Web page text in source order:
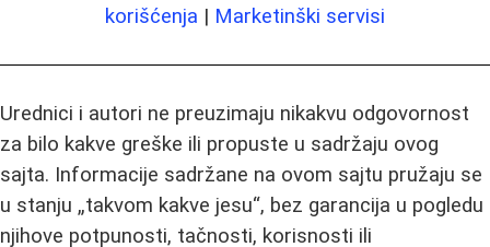
korišćenja | Marketinški servisi
Urednici i autori ne preuzimaju nikakvu odgovornost
za bilo kakve greške ili propuste u sadržaju ovog
sajta. Informacije sadržane na ovom sajtu pružaju se
u stanju „takvom kakve jesu“, bez garancija u pogledu
njihove potpunosti, tačnosti, korisnosti ili